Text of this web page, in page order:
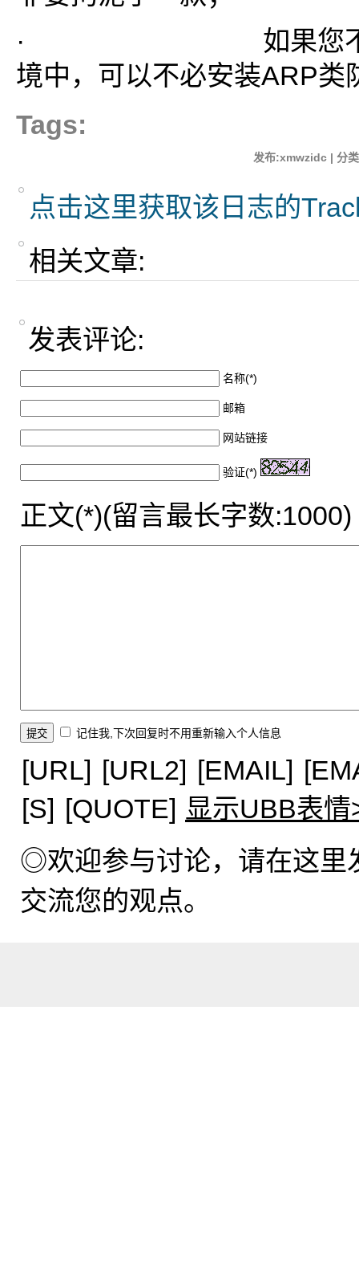
· 如果您不处于
境中，可以不必安装ARP类
Tags:
发布:xmwzidc | 分
点击这里获取该日志的
相关文章:
发表评论:
名称(*)
邮箱
网站链接
验证(*)
正文(*)(留言最长字数:1000)
记住我,下次回复时不用重新输入个人信息
[URL] [URL2] [EMAIL]
[S] [QUOTE] 显示UBB表情
◎欢迎参与讨论，请在这里
交流您的观点。